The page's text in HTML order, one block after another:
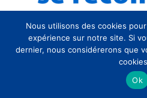
Évènements CLIC à
SAVE THE DATE /
Nous utilisons des cookies
expérience sur notre site. Si
dernier, nous considérerons que
Ok